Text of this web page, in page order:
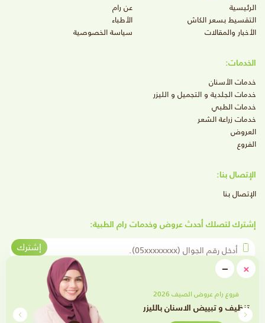
×
close−
Minimize
فروع رام عروض الصيف 2026
تقويم الأسنان
الرئيسية
عن رام
التقسيط بسعر الكاش
الأطباء
الأخبار والمقالات
سياسة الخصوصية
الخدمات:
خدمات الأسنان
خدمات الجلدية و التجميل و الليزر
خدمات الطبي
خدمات زراعة الشعر
العروض
الفروع
الإتصال بنا:
الإتصال بنا
إشترك لتصلك أحدث عروض وخدمات رام الطبية:
أدخل رقم الجوال
إشترك